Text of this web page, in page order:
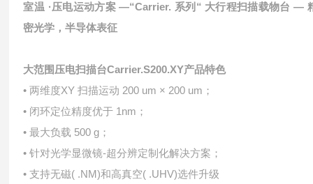
室温 ·压电运动⽅案 —“Carrier. 系列“ ⼤⾏程扫描载物台 —
密光学，半导体表征
⼤范围压电扫描台Carrier.S200.XY产品特⾊
• 两维度XY 扫描运动 200 um × 200 um；
• 闭环定位精度优于 1nm；
• 最⼤负载 500 g；
• 针对光学显微镜-超分辨定制化解决⽅案；
• ⽀持⽆磁( .NM)和⾼真空( .UHV)选件升级